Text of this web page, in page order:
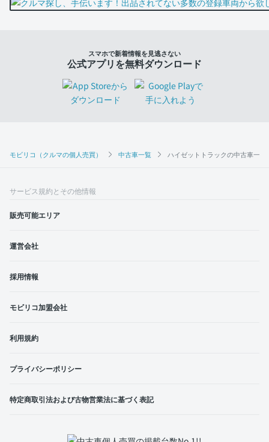
モビリコ（クルマの個人売買） 中古車一覧 ハイゼットトラックの中古車一覧
スマホで新着情報を見逃さない
公式アプリを無料ダウンロード
サービス規約とその他情報
販売可能エリア
運営会社
採用情報
モビリコ加盟会社
利用規約
プライバシーポリシー
特定商取引法および古物営業法に基づく表記